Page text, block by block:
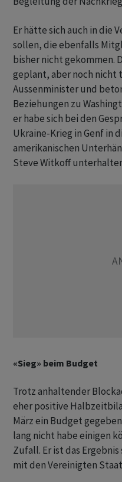
Er hätte sich auch in die
sollen, die ebenfalls
bisher nicht gekommen.
geplant, aber noch nicht
Aussenminister und
Beziehungen zu
er habe sich bei den
Ukraine-Krieg in Genf in
amerikanischen
Steve Witkoff
«Sieg» beim Budget
Trotz anhaltender
eher positive
März ein Budget
lang nicht habe einigen
Zufall. Er ist das
mit den Vereinigten